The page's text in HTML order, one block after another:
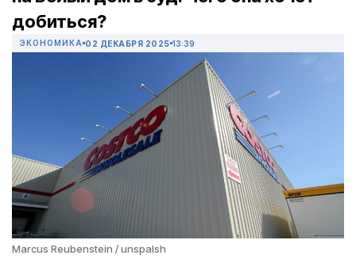
добиться?
ЭКОНОМИКА 02 ДЕКАБРЯ 2025 13:39
Marcus Reubenstein / unspalsh